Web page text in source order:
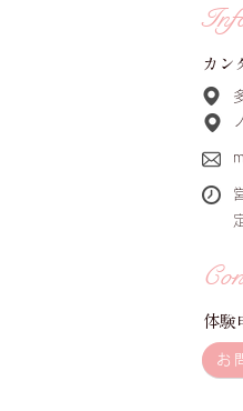
カン
体験
お